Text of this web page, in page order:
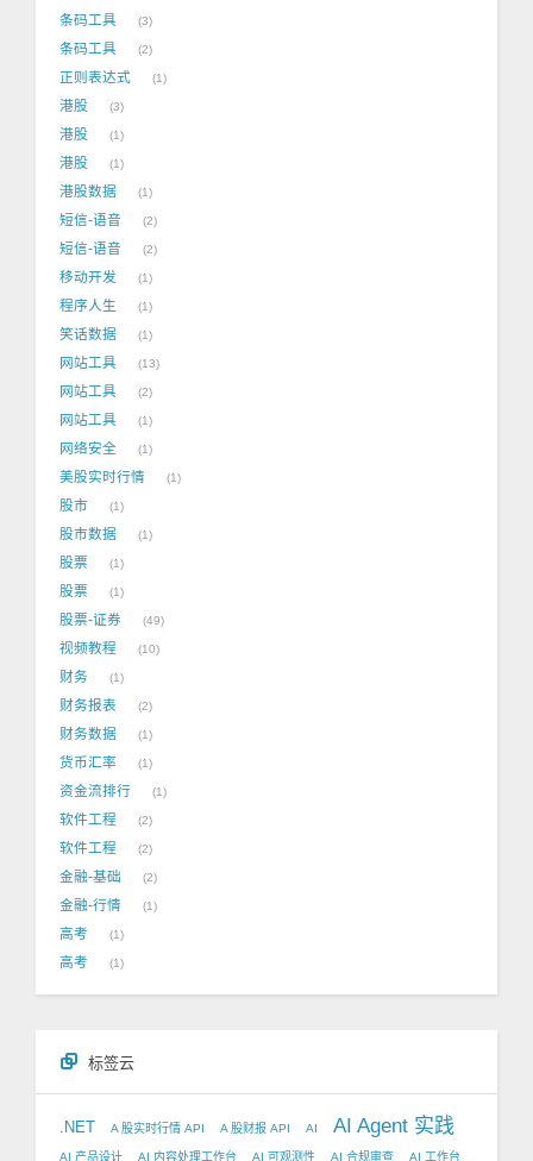
条码工具 3
条码工具 2
正则表达式 1
港股 3
港股 1
港股 1
港股数据 1
短信-语音 2
短信-语音 2
移动开发 1
程序人生 1
笑话数据 1
网站工具 13
网站工具 2
网站工具 1
网络安全 1
美股实时行情 1
股市 1
股市数据 1
股票 1
股票 1
股票-证券 49
视频教程 10
财务 1
财务报表 2
财务数据 1
货币汇率 1
资金流排行 1
软件工程 2
软件工程 2
金融-基础 2
金融-行情 1
高考 1
高考 1
标签云
.NET A 股实时行情 API A 股财报 API AI AI Agent 实践
AI 产品设计 AI 内容处理工作台 AI 可观测性 AI 合规审查 AI 工作台